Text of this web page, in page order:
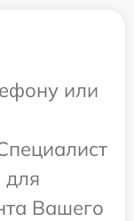
или
для
Вашего